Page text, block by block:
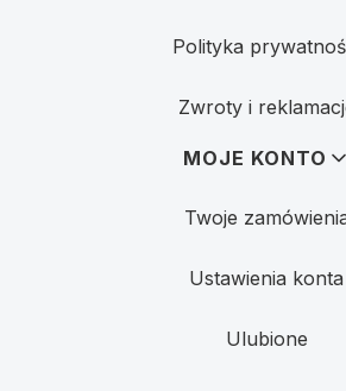
Polityka
Zwroty i
MOJE KONTO
Twoje
Ustawienia konta
Ulubione